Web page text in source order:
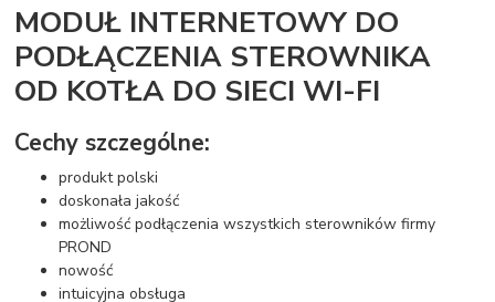
MODUŁ INTERNETOWY DO
PODŁĄCZENIA STEROWNIKA
OD KOTŁA DO SIECI WI-FI
Cechy szczególne:
produkt polski
doskonała jakość
możliwość podłączenia wszystkich sterowników firmy
PROND
nowość
intuicyjna obsługa